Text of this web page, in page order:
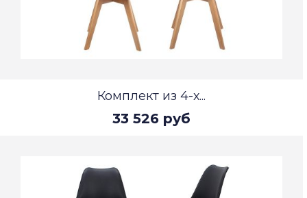
Комплект из 4-х...
33 526 руб